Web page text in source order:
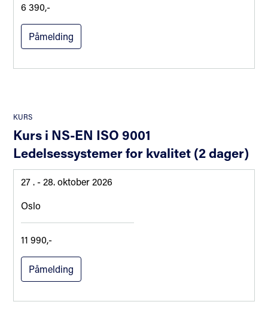
6 390,-
Påmelding
KURS
Kurs i NS-EN ISO 9001
Ledelsessystemer for kvalitet (2 dager)
27 . - 28. oktober 2026
Oslo
11 990,-
Påmelding